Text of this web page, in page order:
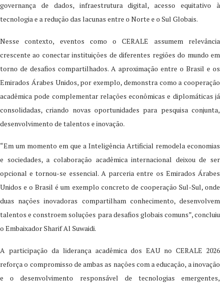
governança de dados, infraestrutura digital, acesso equitativo à
tecnologia e a redução das lacunas entre o Norte e o Sul Globais.
Nesse contexto, eventos como o CERALE assumem relevância
crescente ao conectar instituições de diferentes regiões do mundo em
torno de desafios compartilhados. A aproximação entre o Brasil e os
Emirados Árabes Unidos, por exemplo, demonstra como a cooperação
acadêmica pode complementar relações econômicas e diplomáticas já
consolidadas, criando novas oportunidades para pesquisa conjunta,
desenvolvimento de talentos e inovação.
“Em um momento em que a Inteligência Artificial remodela economias
e sociedades, a colaboração acadêmica internacional deixou de ser
opcional e tornou-se essencial. A parceria entre os Emirados Árabes
Unidos e o Brasil é um exemplo concreto de cooperação Sul-Sul, onde
duas nações inovadoras compartilham conhecimento, desenvolvem
talentos e constroem soluções para desafios globais comuns”, concluiu
o Embaixador Sharif Al Suwaidi.
A participação da liderança acadêmica dos EAU no CERALE 2026
reforça o compromisso de ambas as nações com a educação, a inovação
e o desenvolvimento responsável de tecnologias emergentes,